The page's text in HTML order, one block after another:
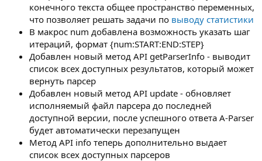
конечного текста общее пространство переменных,
что позволяет решать задачи по выводу статистики
В макрос num добавлена возможность указать шаг
итераций, формат {num:START:END:STEP}
Добавлен новый метод API getParserInfo - выводит
список всех доступных результатов, который может
вернуть парсер
Добавлен новый метод API update - обновляет
исполняемый файл парсера до последней
доступной версии, после успешного ответа A-Parser
будет автоматически перезапущен
Метод API info теперь дополнительно выдает
список всех доступных парсеров